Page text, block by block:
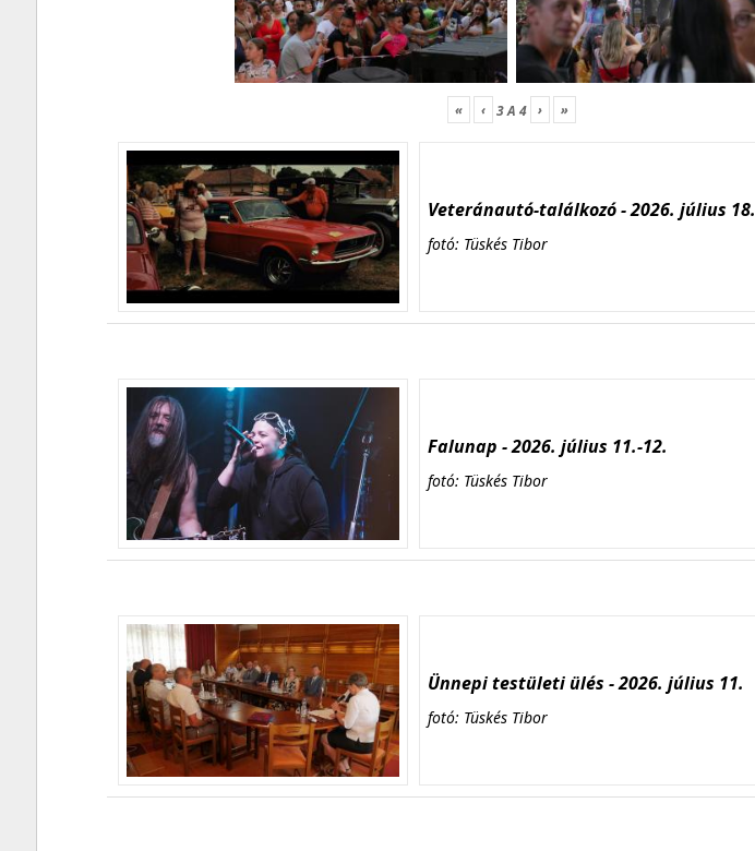
« ‹ 3A 4 › »
Veteránautó-találkozó - 2026. július 18.
fotó: Tüskés Tibor
Falunap - 2026. július 11.-12.
fotó: Tüskés Tibor
Ünnepi testületi ülés - 2026. július 11.
fotó: Tüskés Tibor